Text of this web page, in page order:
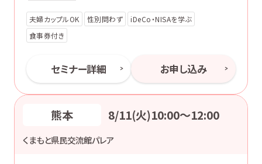
夫婦カップルOK 性別問わず
iDeCo・NISAを学ぶ
食事券付き
セミナー詳細 お申し込み
熊本 8/11(火)10:00〜12:00
くまもと県民交流館パレア